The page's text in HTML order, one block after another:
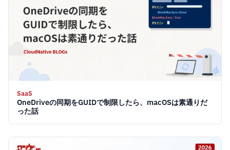
SaaS
OneDriveの同期をGUIDで制限したら、macOSは素通りだ
った話